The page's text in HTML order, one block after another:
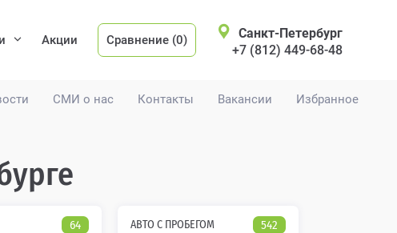
СМИ о нас Контакты Вакансии Избранное
Акции Сравнение (0)
Санкт-Петербург
+7 (812) 449-68-48
64 АВТО С ПРОБЕГОМ 542